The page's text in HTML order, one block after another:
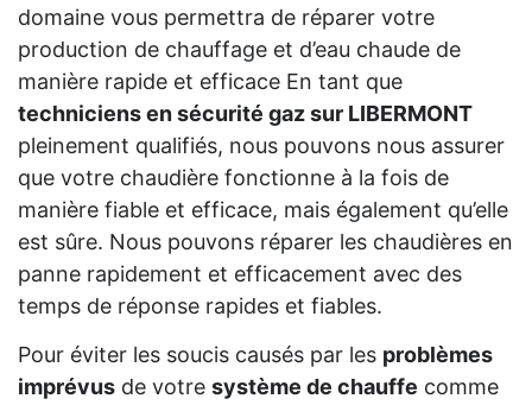
domaine vous permettra de réparer votre
production de chauffage et d’eau chaude de
manière rapide et efficace En tant que
techniciens en sécurité gaz sur LIBERMONT
pleinement qualifiés, nous pouvons nous assurer
que votre chaudière fonctionne à la fois de
manière fiable et efficace, mais également qu’elle
est sûre. Nous pouvons réparer les chaudières en
panne rapidement et efficacement avec des
temps de réponse rapides et fiables.
Pour éviter les soucis causés par les problèmes
imprévus de votre système de chauffe comme